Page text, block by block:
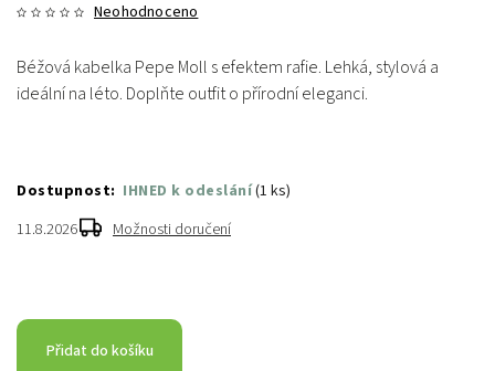
Neohodnoceno
Béžová kabelka Pepe Moll s efektem rafie. Lehká, stylová a
ideální na léto. Doplňte outfit o přírodní eleganci.
IHNED k odeslání(1 ks)
11.8.2026
Možnosti doručení
Přidat do košíku